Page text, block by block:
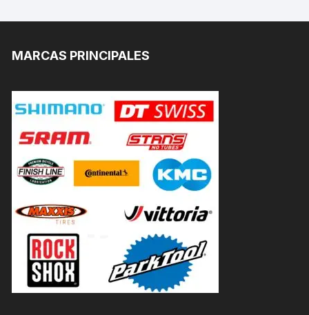
MARCAS PRINCIPALES